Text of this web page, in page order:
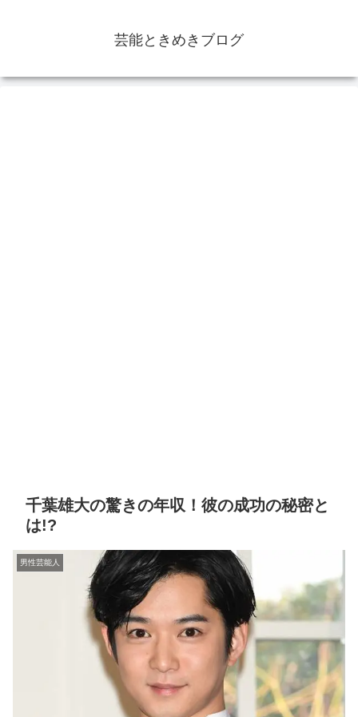
芸能ときめきブログ
千葉雄大の驚きの年収！彼の成功の秘密と
は!?
男性芸能人